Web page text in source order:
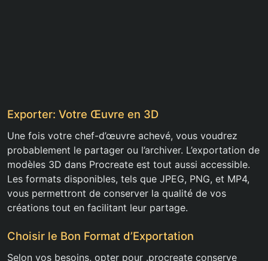
Exporter: Votre Œuvre en 3D
Une fois votre chef-d’œuvre achevé, vous voudrez
probablement le partager ou l’archiver. L’exportation de
modèles 3D dans Procreate est tout aussi accessible.
Les formats disponibles, tels que JPEG, PNG, et MP4,
vous permettront de conserver la qualité de vos
créations tout en facilitant leur partage.
Choisir le Bon Format d’Exportation
Selon vos besoins, opter pour .procreate conserve